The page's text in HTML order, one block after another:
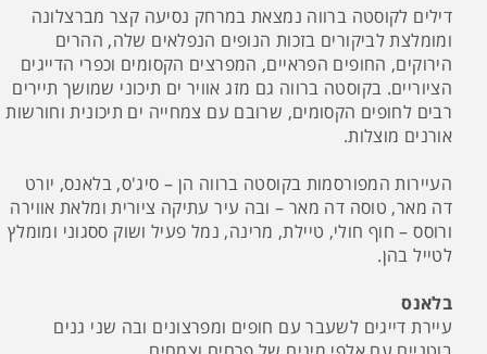
דילים לקוסטה ברווה נמצאת במרחק נסיעה קצר מברצלונה
ומומלצת לביקורים בזכות הנופים הנפלאים שלה, ההרים
הירוקים, החופים הפראיים, המפרצים הקסומים וכפרי הדייגים
הציוריים. בקוסטה ברווה גם מזג אוויר ים תיכוני שמושך תיירים
רבים לחופים הקסומים, שרובם עם צמחייה ים תיכונית וחורשות
אורנים מוצלות.
העיירות המפורסמות בקוסטה ברווה הן – סיג'ס, בלאנס, יורט
דה מאר, טוסה דה מאר – ובה עיר עתיקה ציורית ומלאת אווירה
ורוסס – חוף חולי, טיילת, מרינה, נמל פעיל ושוק ססגוני ומומלץ
לטייל בהן.
בלאנס
עיירת דייגים לשעבר עם חופים ומפרצונים ובה שני גנים